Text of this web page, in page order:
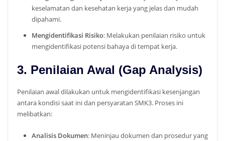
keselamatan dan kesehatan kerja yang jelas dan mudah
dipahami.
Mengidentifikasi Risiko: Melakukan penilaian risiko untuk
mengidentifikasi potensi bahaya di tempat kerja.
3. Penilaian Awal (Gap Analysis)
Penilaian awal dilakukan untuk mengidentifikasi kesenjangan
antara kondisi saat ini dan persyaratan SMK3. Proses ini
melibatkan:
Analisis Dokumen: Meninjau dokumen dan prosedur yang